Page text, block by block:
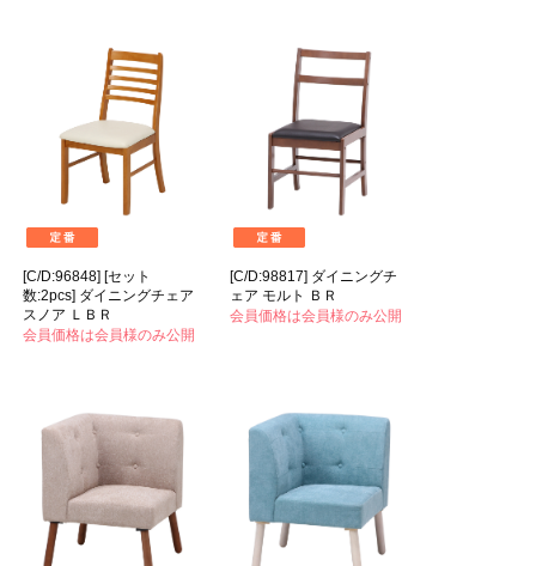
[C/D:96848] [セット
数:2pcs] ダイニングチェア
スノア ＬＢＲ
会員価格は会員様のみ公開
[C/D:98817] ダイニングチ
ェア モルト ＢＲ
会員価格は会員様のみ公開